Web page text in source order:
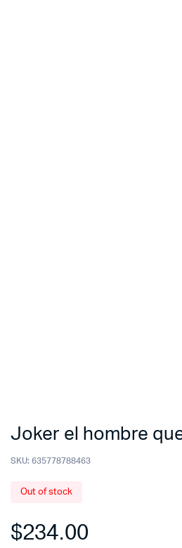
Joker el hombre
SKU: 635778788463
Out of stock
$234.00